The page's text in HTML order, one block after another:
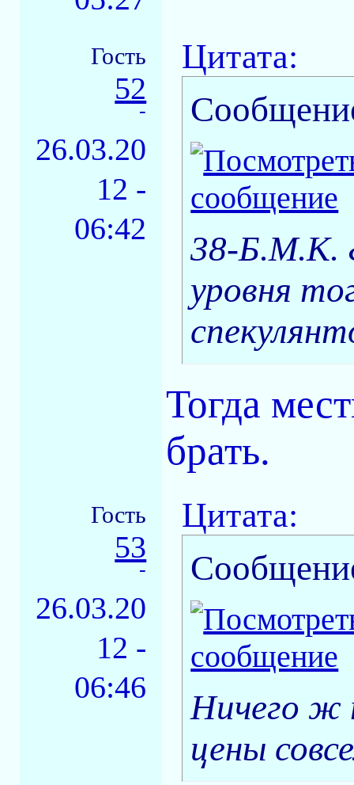
Гость
52
-
26.03.20
12 -
06:42
Цитата:
38-Б.М.К.
уровня
Тогда
брать.
Гость
53
-
26.03.20
12 -
06:46
Цитата:
Ничего ж
цены